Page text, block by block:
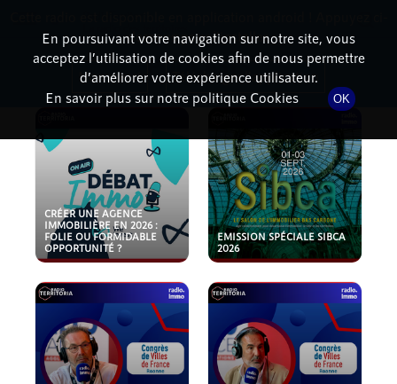
PODCASTS
CRÉER UNE AGENCE
IMMOBILIÈRE EN 2026 :
FOLIE OU FORMIDABLE
OPPORTUNITÉ ?
EMISSION SPÉCIALE SIBCA
2026
En poursuivant votre navigation sur notre site, vous
acceptez l’utilisation de cookies afin de nous permettre
d’améliorer votre expérience utilisateur.
En savoir plus sur notre politique Cookies
OK
dessous pour l'installer.
Non merci Télécharger l'application